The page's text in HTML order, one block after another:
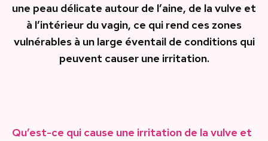
une peau délicate autour de l’aine, de la vulve et
à l’intérieur du vagin, ce qui rend ces zones
vulnérables à un large éventail de conditions qui
peuvent causer une irritation.
Qu’est-ce qui cause une irritation de la vulve et